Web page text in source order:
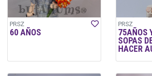
PRSZ
60 AÑOS
PRSZ
75AÑOS
SOPAS
HACER